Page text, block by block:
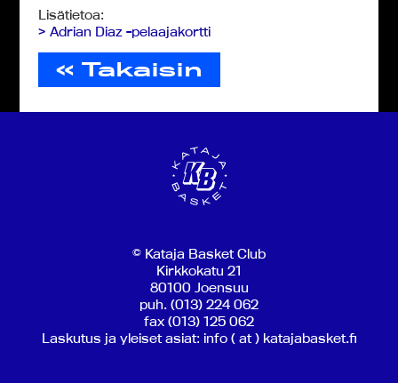
Lisätietoa:
> Adrian Diaz -pelaajakortti
« Takaisin
© Kataja Basket Club
Kirkkokatu 21
80100 Joensuu
puh. (013) 224 062
fax (013) 125 062
Laskutus ja yleiset asiat: info ( at ) katajabasket.fi